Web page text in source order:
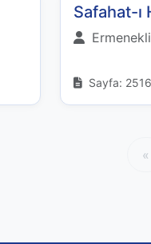
Safahat-ı
Sayfa:
«